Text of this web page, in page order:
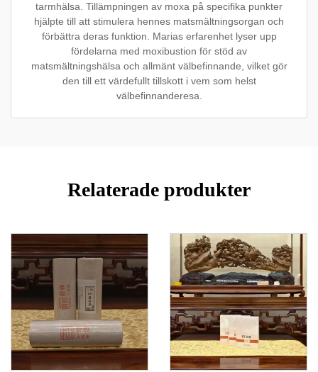
tarmhälsa. Tillämpningen av moxa på specifika punkter
hjälpte till att stimulera hennes matsmältningsorgan och
förbättra deras funktion. Marias erfarenhet lyser upp
fördelarna med moxibustion för stöd av
matsmältningshälsa och allmänt välbefinnande, vilket gör
den till ett värdefullt tillskott i vem som helst
välbefinnanderesa.
Relaterade produkter